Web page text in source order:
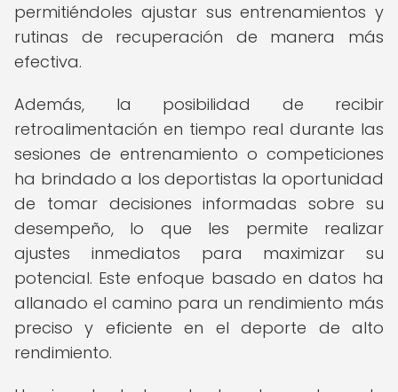
permitiéndoles ajustar sus entrenamientos y
rutinas de recuperación de manera más
efectiva.
Además, la posibilidad de recibir
retroalimentación en tiempo real durante las
sesiones de entrenamiento o competiciones
ha brindado a los deportistas la oportunidad
de tomar decisiones informadas sobre su
desempeño, lo que les permite realizar
ajustes inmediatos para maximizar su
potencial. Este enfoque basado en datos ha
allanado el camino para un rendimiento más
preciso y eficiente en el deporte de alto
rendimiento.